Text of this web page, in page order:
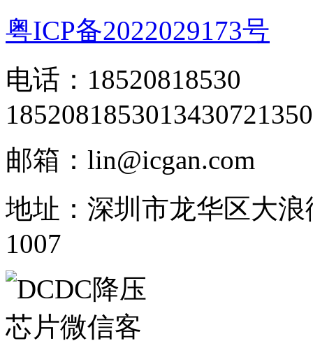
粤ICP备2022029173号
电话：18520818530
1852081853013430721350
邮箱：lin@icgan.com
地址：深圳市龙华区大
1007